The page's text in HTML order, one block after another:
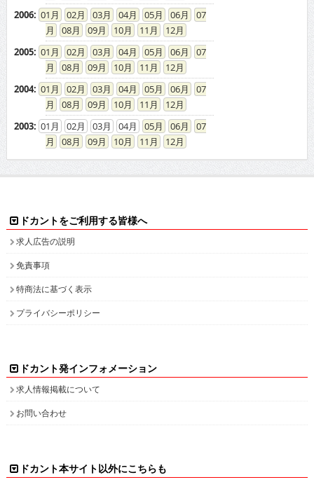
2006: 01 02 03 04 05 06
07
08
09 10 11
12
2005: 01 02 03 04 05 06
07
08
09 10 11
12
2004: 01 02 03 04 05 06
07
08
09 10 11
12
2003: 01 02 03 04 05 06
07
08
09 10 11 12
ドカントをご利用する皆様へ
求人広告の説明
免責事項
特商法に基づく表示
プライバシーポリシー
ドカント発インフォメーション
求人情報掲載について
お問い合わせ
ドカント本サイト以外にこちらも